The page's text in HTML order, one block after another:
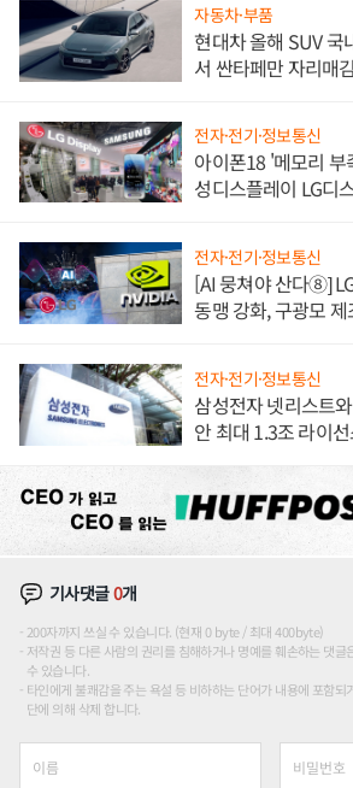
자동차·부품
현대차 올해 SUV 국
서 싼타페만 자리매
전자·전기·정보통신
아이폰18 '메모리 부
성디스플레이 LG디
전자·전기·정보통신
[AI 뭉쳐야 산다⑧]
동맹 강화, 구광모 제
전자·전기·정보통신
삼성전자 넷리스트
안 최대 1.3조 라이
기사댓글0개
200자까지 쓰실 수 있습니다. (현재 0 byte / 최대 400byte)
저작권 등 다른 사람의 권리를 침해하거나 명예를 훼손하는 댓글
수 있습니다.
타인에게 불쾌감을 주는 욕설 등 비하하는 단어가 내용에 포함
단에 의해 삭제 합니다.